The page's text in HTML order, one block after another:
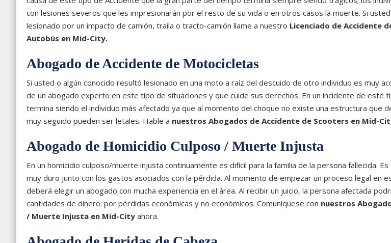
con lesiones severos que les impresionarán por el resto de su vida o en otros casos la muerte. Si
lesionado por un impacto de camión, traila o tracto-camión llame a nuestro Licenciado de Accidente
Autobús en Mid-City.
Abogado de Accidente de Motocicletas
Si usted o algún conocido resultó lesionado en una moto a raíz del descuido de otro individuo es muy
de un abogado experto en este tipo de situaciones y que cuide sus derechos. En un incidente de este
termina siendo el individuo más afectado ya que al momento del choque no existe una estructura que
muy seguido pueden ser letales. Hable a nuestros Abogados de Accidente de Scooters en Mid-
Abogado de Homicidio Culposo / Muerte Injusta
En un homicidio culposo/muerte injusta continuamente es difícil para la familia de la persona fallecida.
muy duro junto con los gastos asociados con la pérdida. Al momento de empezar un proceso legal en
deberá elegir un abogado con mucha experiencia en el área. Al recibir un juicio, la persona afectada
cantidades de dinero: por pérdidas económicas y no económicos. Comuníquese con nuestros
/ Muerte Injusta en Mid-City ahora.